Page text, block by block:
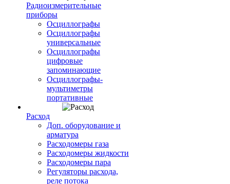
Радиоизмерительные
приборы
Осциллографы
Осциллографы
универсальные
Осциллографы
цифровые
запоминающие
Осциллографы-
мультиметры
портативные
Расход
Доп. оборудование и
арматура
Расходомеры газа
Расходомеры жидкости
Расходомеры пара
Регуляторы расхода,
реле потока